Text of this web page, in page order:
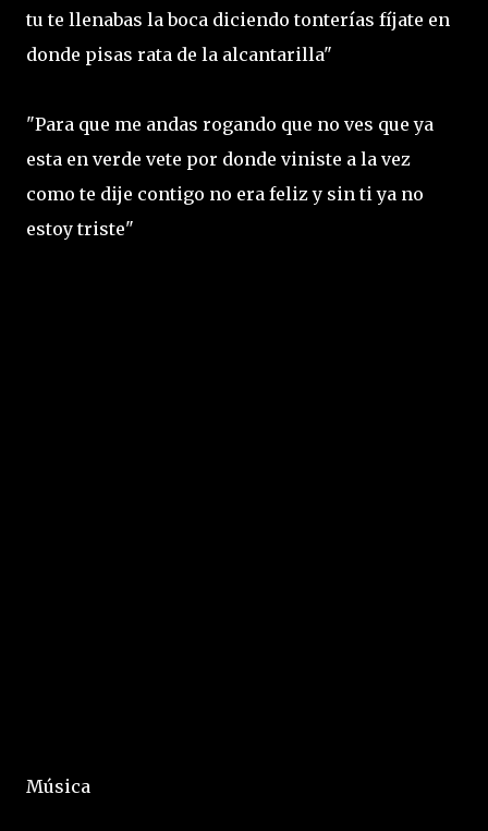
tu te llenabas la boca diciendo tonterías fíjate en
donde pisas rata de la alcantarilla"
"Para que me andas rogando que no ves que ya
esta en verde vete por donde viniste a la vez
como te dije contigo no era feliz y sin ti ya no
estoy triste"
Música